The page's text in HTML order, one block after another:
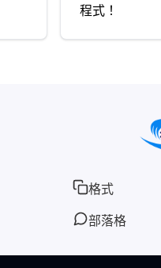
程式！
格式
部落格